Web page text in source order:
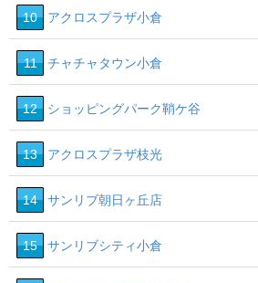
10 アクロスプラザ小倉
11 チャチャタウン小倉
12 ショッピングパーク鞘ケ谷
13 アクロスプラザ枝光
14 サンリブ朝日ヶ丘店
15 サンリブシティ小倉